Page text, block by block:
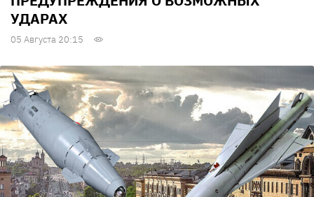
УДАРАХ
05 Августа 20:15